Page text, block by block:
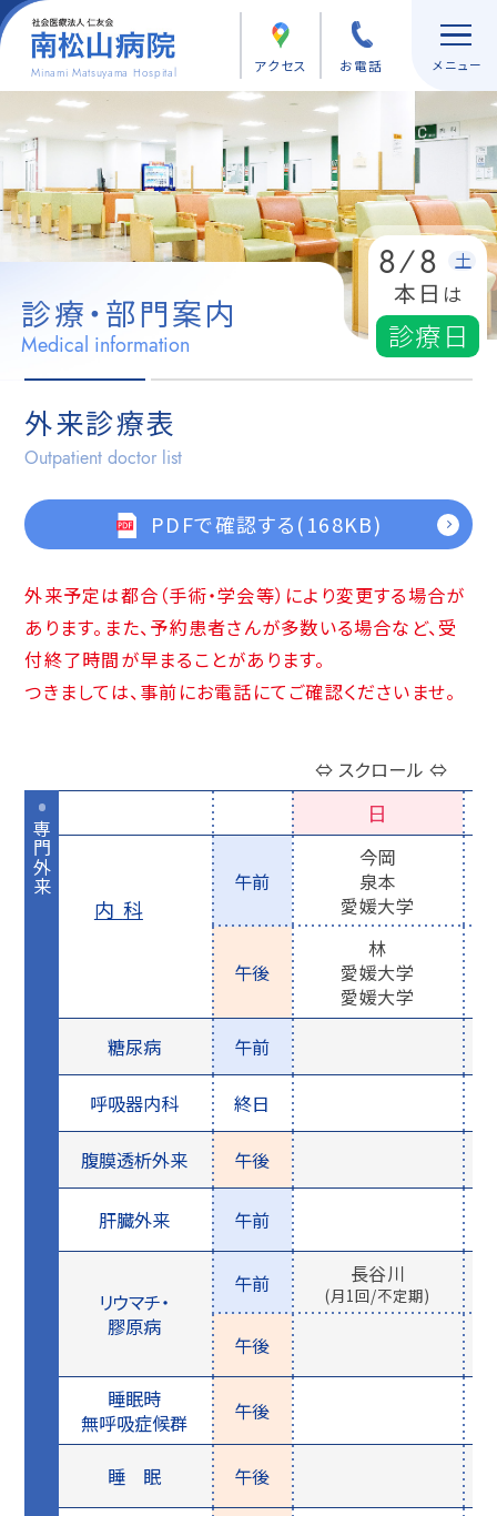
Minami Matsuyama Hospital アクセス お電話
診療・部門案内
Medical information
8/8 土
本日 は
診療日
外来診療表
Outpatient doctor list
PDFで確認する(168KB)
外来予定は都合（手術・学会等）により変更する場合が
あります。また、予約患者さんが多数いる場合など、受
付終了時間が早まることがあります。
つきましては、事前にお電話にてご確認くださいませ。
⇔ スクロール ⇔
日
内科
午前
今岡
泉本
愛媛大学
午後
林
愛媛大学
愛媛大学
糖尿病
専門外来
午前
呼吸器内科 終日
腹膜透析外来 午後
肝臓外来 午前
リウマチ・
膠原病
午前 長谷川
(月1回/不定期)
午後
睡眠時
無呼吸症候群
午後
睡 眠 午後
専門外来